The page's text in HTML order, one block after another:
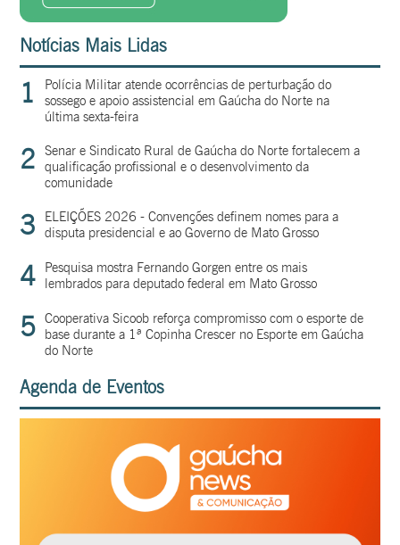
Notícias Mais Lidas
1
Polícia Militar atende ocorrências de perturbação do
sossego e apoio assistencial em Gaúcha do Norte na
última sexta-feira
2
Senar e Sindicato Rural de Gaúcha do Norte fortalecem a
qualificação profissional e o desenvolvimento da
comunidade
3
ELEIÇÕES 2026 - Convenções definem nomes para a
disputa presidencial e ao Governo de Mato Grosso
4
Pesquisa mostra Fernando Gorgen entre os mais
lembrados para deputado federal em Mato Grosso
5 Cooperativa Sicoob reforça compromisso com o esporte de
base durante a 1ª Copinha Crescer no Esporte em Gaúcha
do Norte
Agenda de Eventos